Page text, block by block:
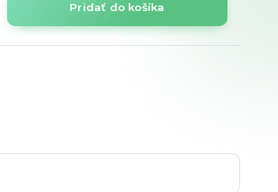
Pridať do košíka